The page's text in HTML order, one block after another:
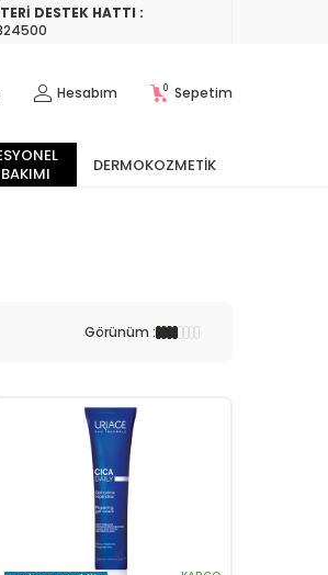
DESTEK HATTI :
Hesabım 0 Sepetim
DERMOKOZMETIK
Görünüm :